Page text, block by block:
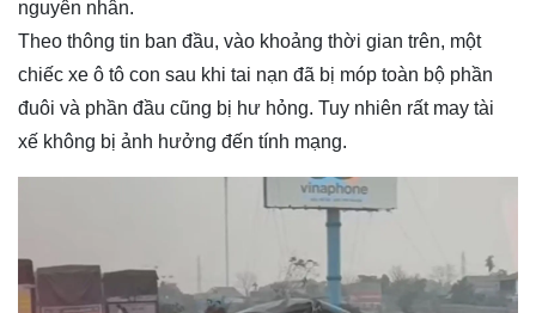
nguyên nhân.
Theo thông tin ban đầu, vào khoảng thời gian trên, một
chiếc xe ô tô con sau khi tai nạn đã bị móp toàn bộ phần
đuôi và phần đầu cũng bị hư hỏng. Tuy nhiên rất may tài
xế không bị ảnh hưởng đến tính mạng.